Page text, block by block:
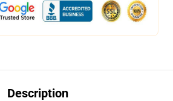
Description